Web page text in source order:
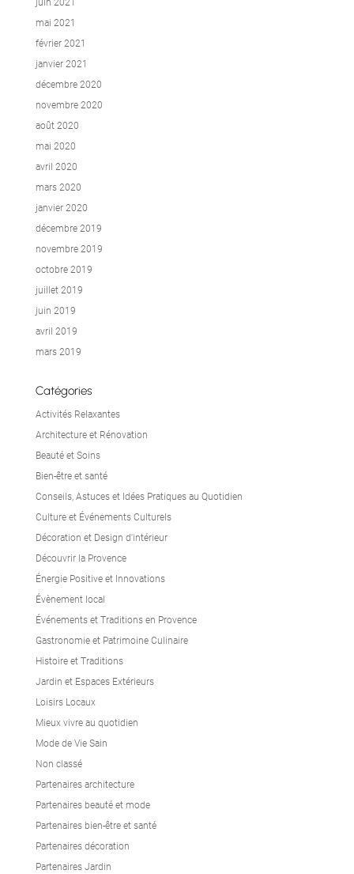
juin 2021
mai 2021
février 2021
janvier 2021
décembre 2020
novembre 2020
août 2020
mai 2020
avril 2020
mars 2020
janvier 2020
décembre 2019
novembre 2019
octobre 2019
juillet 2019
juin 2019
avril 2019
mars 2019
Catégories
Activités Relaxantes
Architecture et Rénovation
Beauté et Soins
Bien-être et santé
Conseils, Astuces et Idées Pratiques au Quotidien
Culture et Événements Culturels
Décoration et Design d'intérieur
Découvrir la Provence
Énergie Positive et Innovations
Évènement local
Événements et Traditions en Provence
Gastronomie et Patrimoine Culinaire
Histoire et Traditions
Jardin et Espaces Extérieurs
Loisirs Locaux
Mieux vivre au quotidien
Mode de Vie Sain
Non classé
Partenaires architecture
Partenaires beauté et mode
Partenaires bien-être et santé
Partenaires décoration
Partenaires Jardin